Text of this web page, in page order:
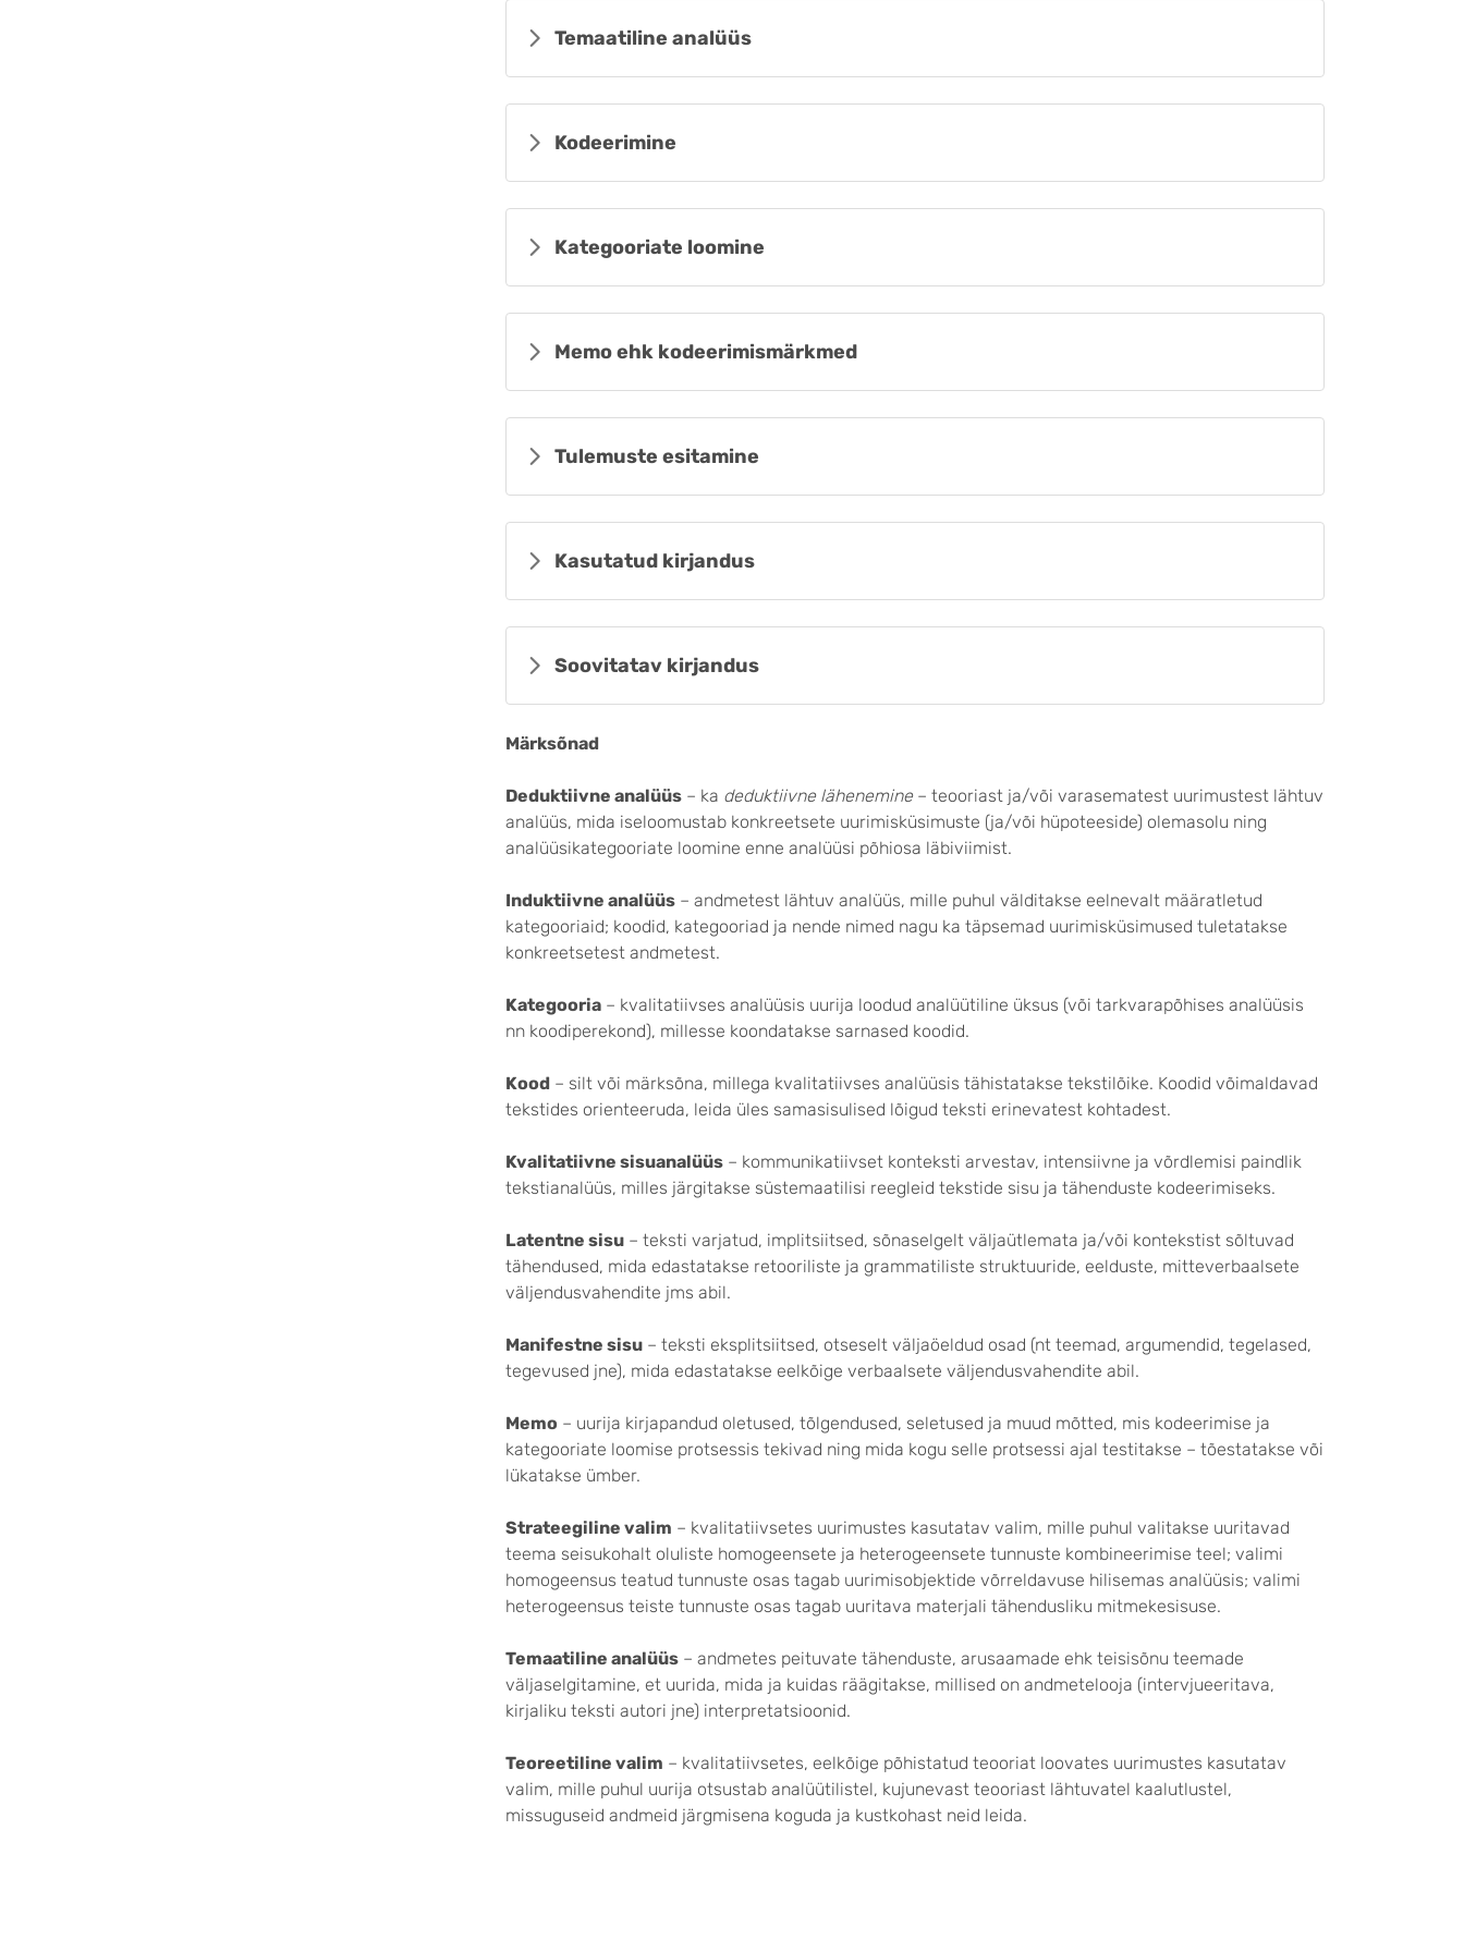
Temaatiline analüüs
Kodeerimine
Kategooriate loomine
Memo ehk kodeerimismärkmed
Tulemuste esitamine
Kasutatud kirjandus
Soovitatav kirjandus
Märksõnad
Deduktiivne analüüs – ka deduktiivne lähenemine– teooriast ja/või varasematest uurimustest lähtuv
analüüs, mida iseloomustab konkreetsete uurimisküsimuste (ja/või hüpoteeside) olemasolu ning
analüüsikategooriate loomine enne analüüsi põhiosa läbiviimist.
Induktiivne analüüs – andmetest lähtuv analüüs, mille puhul välditakse eelnevalt määratletud
kategooriaid; koodid, kategooriad ja nende nimed nagu ka täpsemad uurimisküsimused tuletatakse
konkreetsetest andmetest.
Kategooria – kvalitatiivses analüüsis uurija loodud analüütiline üksus (või tarkvarapõhises analüüsis
nn koodiperekond), millesse koondatakse sarnased koodid.
Kood – silt või märksõna, millega kvalitatiivses analüüsis tähistatakse tekstilõike. Koodid võimaldavad
tekstides orienteeruda, leida üles samasisulised lõigud teksti erinevatest kohtadest.
Kvalitatiivne sisuanalüüs – kommunikatiivset konteksti arvestav, intensiivne ja võrdlemisi paindlik
tekstianalüüs, milles järgitakse süstemaatilisi reegleid tekstide sisu ja tähenduste kodeerimiseks.
Latentne sisu – teksti varjatud, implitsiitsed, sõnaselgelt väljaütlemata ja/või kontekstist sõltuvad
tähendused, mida edastatakse retooriliste ja grammatiliste struktuuride, eelduste, mitteverbaalsete
väljendusvahendite jms abil.
Manifestne sisu – teksti eksplitsiitsed, otseselt väljaöeldud osad (nt teemad, argumendid, tegelased,
tegevused jne), mida edastatakse eelkõige verbaalsete väljendusvahendite abil.
Memo – uurija kirjapandud oletused, tõlgendused, seletused ja muud mõtted, mis kodeerimise ja
kategooriate loomise protsessis tekivad ning mida kogu selle protsessi ajal testitakse – tõestatakse või
lükatakse ümber.
Strateegiline valim – kvalitatiivsetes uurimustes kasutatav valim, mille puhul valitakse uuritavad
teema seisukohalt oluliste homogeensete ja heterogeensete tunnuste kombineerimise teel; valimi
homogeensus teatud tunnuste osas tagab uurimisobjektide võrreldavuse hilisemas analüüsis; valimi
heterogeensus teiste tunnuste osas tagab uuritava materjali tähendusliku mitmekesisuse.
Temaatiline analüüs – andmetes peituvate tähenduste, arusaamade ehk teisisõnu teemade
väljaselgitamine, et uurida, mida ja kuidas räägitakse, millised on andmetelooja (intervjueeritava,
kirjaliku teksti autori jne) interpretatsioonid.
Teoreetiline valim – kvalitatiivsetes, eelkõige põhistatud teooriat loovates uurimustes kasutatav
valim, mille puhul uurija otsustab analüütilistel, kujunevast teooriast lähtuvatel kaalutlustel,
missuguseid andmeid järgmisena koguda ja kustkohast neid leida.